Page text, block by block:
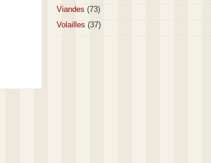
Viandes (73)
Volailles (37)